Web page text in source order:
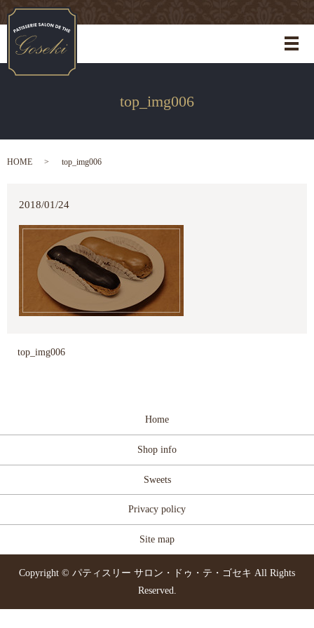
メ
top_img006
HOME top_img006
2018/01/24
top_img006
Home
Shop info
Sweets
Privacy policy
Site map
Copyright © パティスリー サロン・ドゥ・テ・ゴセキ All Rights
Reserved.